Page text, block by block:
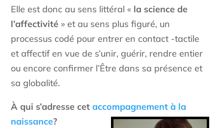
Elle est donc au sens littéral « la science de
l’affectivité » et au sens plus figuré, un
processus codé pour entrer en contact -tactile
et affectif en vue de s’unir, guérir, rendre entier
ou encore confirmer l’Être dans sa présence et
sa globalité.
À qui s’adresse cetaccompagnement à la
naissance?